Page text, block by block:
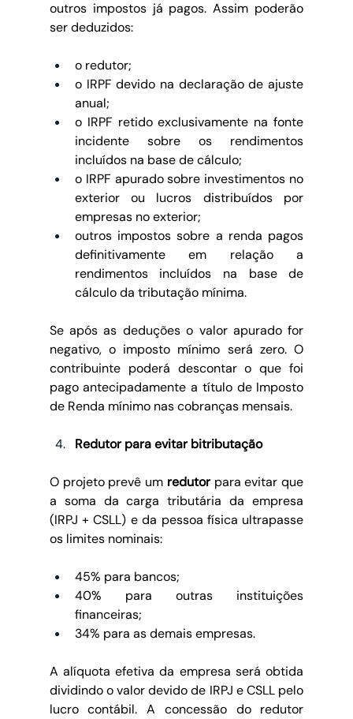
outros impostos já pagos. Assim poderão
ser deduzidos:
o redutor;
o IRPF devido na declaração de ajuste
anual;
o IRPF retido exclusivamente na fonte
incidente sobre os rendimentos
incluídos na base de cálculo;
o IRPF apurado sobre investimentos no
exterior ou lucros distribuídos por
empresas no exterior;
outros impostos sobre a renda pagos
definitivamente em relação a
rendimentos incluídos na base de
cálculo da tributação mínima.
Se após as deduções o valor apurado for
negativo, o imposto mínimo será zero. O
contribuinte poderá descontar o que foi
pago antecipadamente a título de Imposto
de Renda mínimo nas cobranças mensais.
Redutor para evitar bitributação
O projeto prevê um redutor para evitar que
a soma da carga tributária da empresa
(IRPJ + CSLL) e da pessoa física ultrapasse
os limites nominais:
45% para bancos;
40% para outras instituições
financeiras;
34% para as demais empresas.
A alíquota efetiva da empresa será obtida
dividindo o valor devido de IRPJ e CSLL pelo
lucro contábil. A concessão do redutor